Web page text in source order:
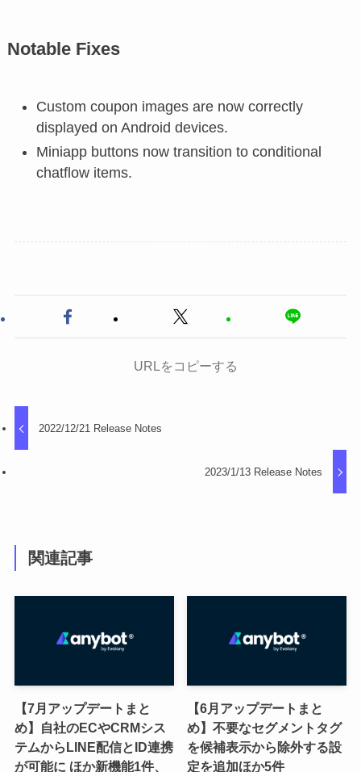
Notable Fixes
Custom coupon images are now correctly
displayed on Android devices.
Miniapp buttons now transition to conditional
chatflow items.
URLをコピーする
2022/12/21 Release Notes
2023/1/13 Release Notes
関連記事
【7月アップデートまと
め】自社のECやCRMシス
テムからLINE配信とID連携
が可能に ほか新機能1件、
【6月アップデートまと
め】不要なセグメントタグ
を候補表示から除外する設
定を追加ほか5件